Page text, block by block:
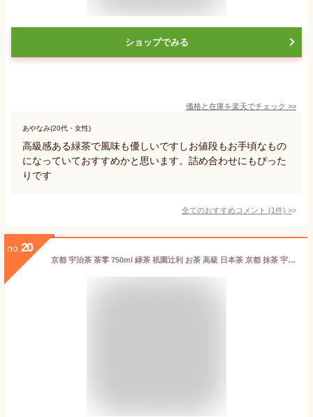
ショップでみる
価格と在庫を楽天でチェック >>
あやなみ(20代・女性)
高級感ある緑茶で風味も優しいですしお値段もお手頃なもの
になっていておすすめかと思います。詰め合わせにもぴった
りです
全てのおすすめコメント (1件) >
no. 20
京都 宇治茶 茶零 750ml 緑茶 祇園辻利 お茶 高級 日本茶 京都 抹茶 宇治抹茶 宇治茶 グリーンティー グリーンティ 茶 京都土産 ボトル ボトリングティー ギフト プレゼント お取り寄せ 贈り物 自宅用